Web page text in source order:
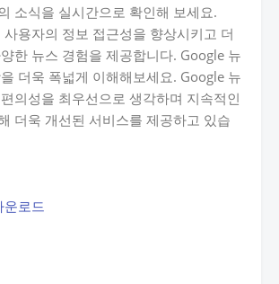
소식을 실시간으로 확인해 보세요.
용자의 정보 접근성을 향상시키고 더
한 뉴스 경험을 제공합니다. Google 뉴
더욱 폭넓게 이해해보세요. Google 뉴
의성을 최우선으로 생각하며 지속적인
더욱 개선된 서비스를 제공하고 있습
운로드